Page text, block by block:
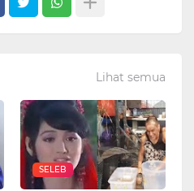
Lihat semua
SELEB